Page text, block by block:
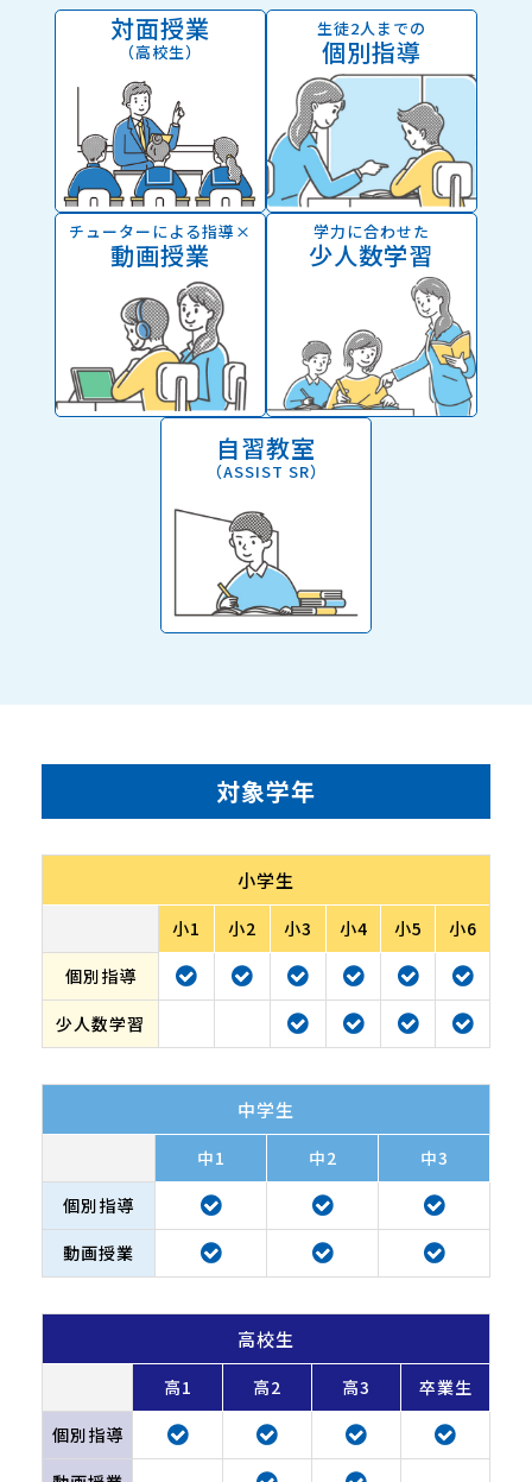
対面授業
（高校生）
生徒2人までの
個別指導
チューターによる指導×
動画授業
学力に合わせた
少人数学習
自習教室
（ASSIST SR）
対象学年
小学生
小1 小2 小3 小4 小5
小6
個別指導
少人数学習
中学生
中1 中2
中3
個別指導
動画授業
高校生
高1 高2 高3
卒業生
個別指導